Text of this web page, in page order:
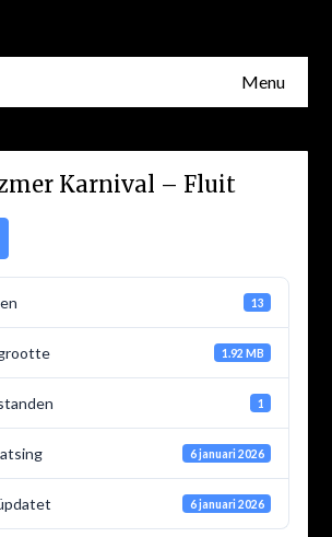
Menu
Karnival – Fluit
13
1.92 MB
1
6 januari 2026
6 januari 2026